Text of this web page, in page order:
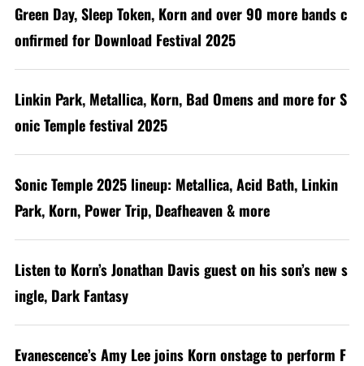
Green Day, Sleep Token, Korn and over 90 more bands c
onfirmed for Download Festival 2025
Linkin Park, Metallica, Korn, Bad Omens and more for S
onic Temple festival 2025
Sonic Temple 2025 lineup: Metallica, Acid Bath, Linkin
Park, Korn, Power Trip, Deafheaven & more
Listen to Korn’s Jonathan Davis guest on his son’s new s
ingle, Dark Fantasy
Evanescence’s Amy Lee joins Korn onstage to perform F